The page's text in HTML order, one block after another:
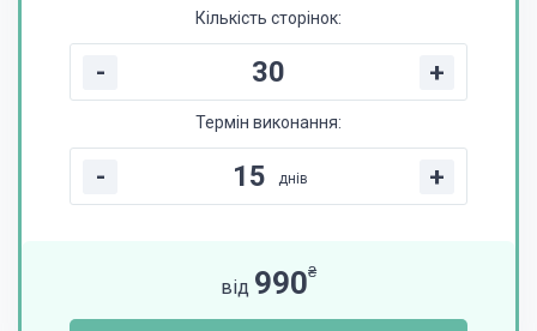
Кількість сторінок:
- +
Термін виконання:
- днів +
від 990₴